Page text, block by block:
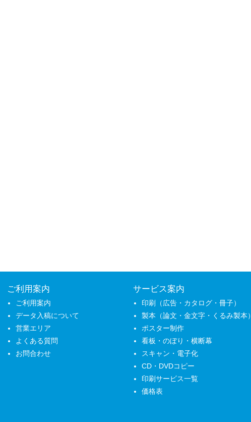
ご利用案内
ご利用案内
データ入稿について
営業エリア
よくある質問
お問合わせ
サービス案内
印刷（広告・カタログ・冊子）
製本（論文・金文字・くるみ製本）
ポスター制作
看板・のぼり・横断幕
スキャン・電子化
CD・DVDコピー
印刷サービス一覧
価格表